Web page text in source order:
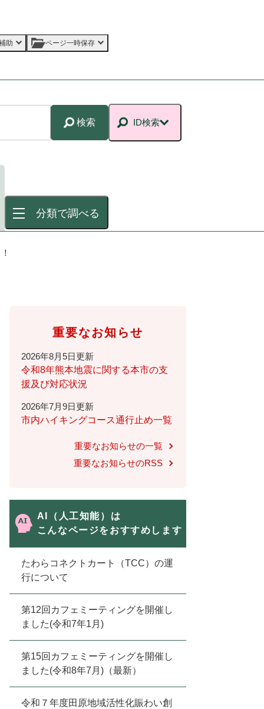
助 ページ一時保存
検索 ID検索
分類で調べる
重要なお知らせ
2026年8月5日更新
令和8年熊本地震に関する本市の支
援及び対応状況
2026年7月9日更新
市内ハイキングコース通行止め一覧
重要なお知らせの一覧
重要なお知らせのRSS
AI（人工知能）は
こんなページをおすすめします
たわらコネクトカート（TCC）の運
行について
第12回カフェミーティングを開催し
ました(令和7年1月)
第15回カフェミーティングを開催し
ました(令和8年7月)（最新）
令和７年度田原地域活性化賑わい創